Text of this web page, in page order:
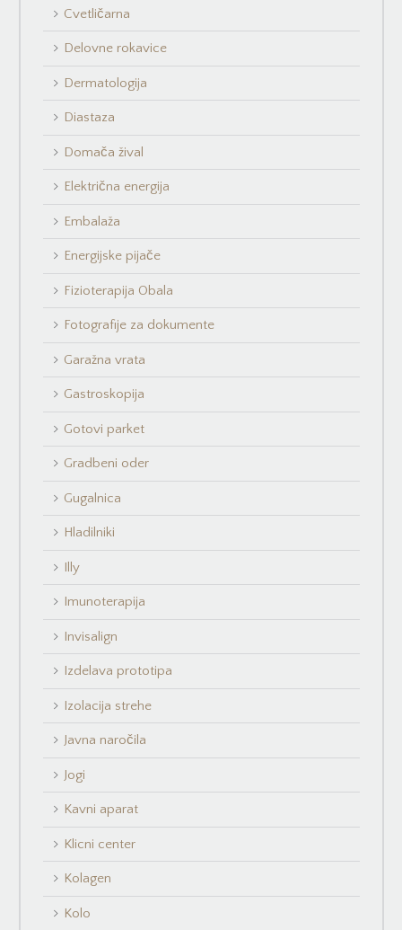
Cvetličarna
Delovne rokavice
Dermatologija
Diastaza
Domača žival
Električna energija
Embalaža
Energijske pijače
Fizioterapija Obala
Fotografije za dokumente
Garažna vrata
Gastroskopija
Gotovi parket
Gradbeni oder
Gugalnica
Hladilniki
Illy
Imunoterapija
Invisalign
Izdelava prototipa
Izolacija strehe
Javna naročila
Jogi
Kavni aparat
Klicni center
Kolagen
Kolo